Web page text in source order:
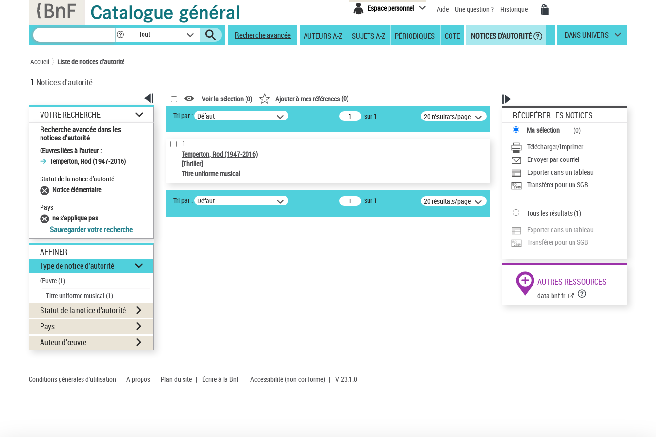
Espace personnel Aide Une question ? Historique
Tout Recherche avancée AUTEURS A-Z SUJETS A-Z PÉRIODIQUES COTE NOTICES D'AUTORITÉ DANS UNIVERS
Accueil Liste de notices d’autorité
1 Notices d'autorité
VOTRE RECHERCHE
Recherche avancée dans les
notices d’autorité
Œuvres liées à l'auteur :
Temperton, Rod (1947-2016)
Statut de la notice d’autorité
Notice élémentaire
Pays
ne s'applique pas
Sauvegarder votre recherche
AFFINER
Type de notice d'autorité
Œuvre(1)
Titre uniforme musical(1)
Statut de la notice d’autorité
Pays
Auteur d’œuvre
Voir la sélection (0) Ajouter à mes références(0)
Tri par : Défaut sur 1 20 résultats/page
1
Temperton, Rod (1947-2016)
[Thriller]
Titre uniforme musical
Tri par : Défaut sur 1 20 résultats/page
RÉCUPÉRER LES NOTICES
Ma sélection (0)
Télécharger/Imprimer
Envoyer par courriel
Exporter dans un tableau
Transférer pour un SGB
Tous les résultats(1)
Exporter dans un tableau
Transférer pour un SGB
AUTRES RESSOURCES
data.bnf.fr
Conditions générales d'utilisation | A propos | Plan du site | Écrire à la BnF | Accessibilité (non conforme) | V 23.1.0
Panneau de gestion des cookies